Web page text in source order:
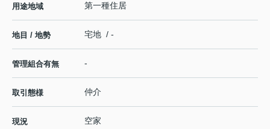
用途地域 第一種住居
地目 / 地勢 宅地 / -
管理組合有無 -
取引態様 仲介
現況 空家